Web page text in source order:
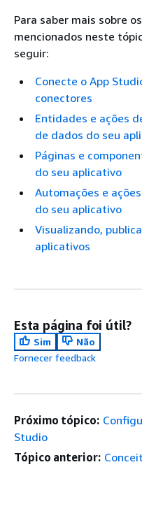
Para saber mais sobre
mencionados neste
seguir:
Conecte o App
conectores
Entidades e ações
de dados do seu
Páginas e
do seu aplicativo
Automações e
do seu aplicativo
Visualizando,
aplicativos
Esta página foi útil?
Sim
Não
Fornecer feedback
Próximo tópico:
Studio
Tópico anterior: